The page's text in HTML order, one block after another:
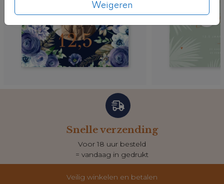
Weigeren
Snelle verzending
Voor 18 uur besteld
= vandaag in gedrukt
Veilig winkelen en betalen